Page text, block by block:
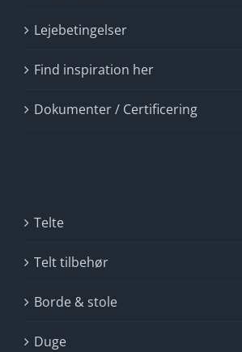
Lejebetingelser
Find inspiration her
Dokumenter / Certificering
Telte
Telt tilbehør
Borde & stole
Duge